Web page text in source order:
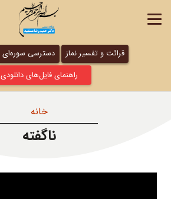
قرائت و تفسیر نماز دسترسی سوره‌ای
راهنمای فایل‌های دانلودی
خانه
ناگفته